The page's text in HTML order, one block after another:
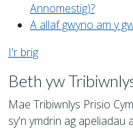
Annomestig)?
A allaf gwyno am y
I'r brig
Beth yw
Mae Tribiwnlys Prisio
sy'n ymdrin ag apeliadau